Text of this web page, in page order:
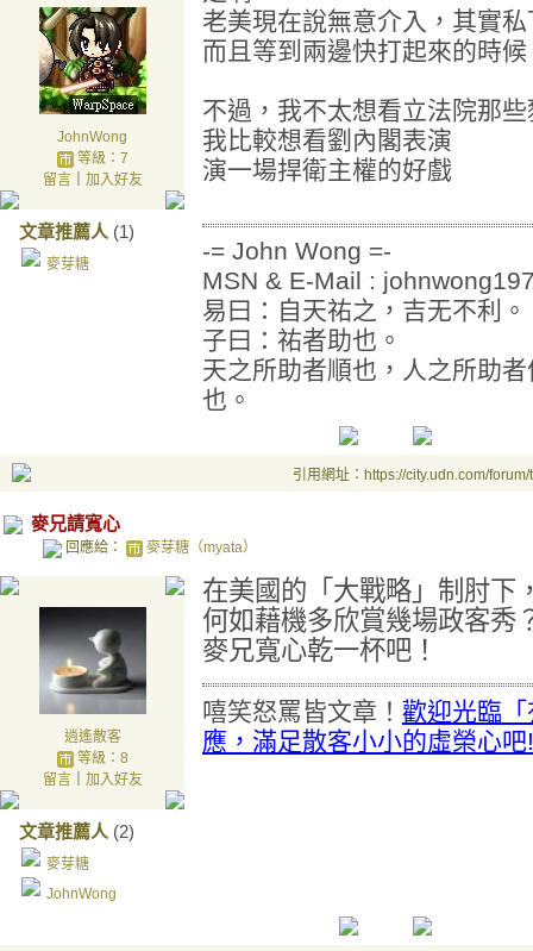
JohnWong
等級：7
留言｜ 加入好友
文章推薦人 (1)
麥芽糖
老美現在說無意介入，其實
而且等到兩邊快打起來的時
不過，我不太想看立法院那
我比較想看劉內閣表演
演一場捍衛主權的好戲
-= John Wong =-
MSN & E-Mail :
易曰：自天祐之，吉无不利。
子曰：祐者助也。
天之所助者順也，人之所助
也。
引用網址：https://city.udn.com/
麥兄請寬心
回應給： 麥芽糖（myata）
逍遙散客
等級：8
留言｜ 加入好友
文章推薦人 (2)
麥芽糖
JohnWong
在美國的「大戰略」制肘下
何如藉機多欣賞幾場政客秀
麥兄寬心乾一杯吧！
嘻笑怒罵皆文章！ 歡迎光臨
應，滿足散客小小的虛榮心吧!